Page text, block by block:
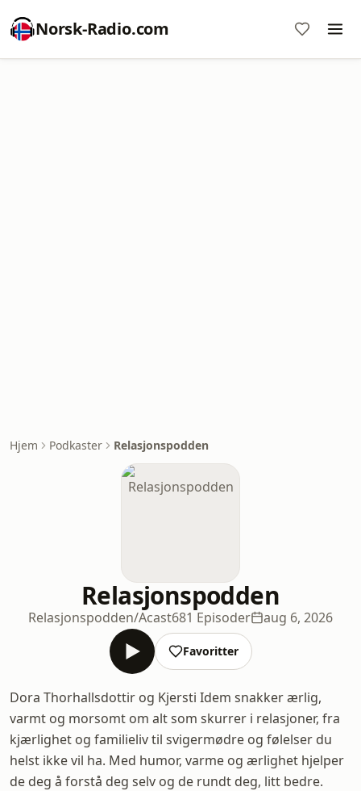
Norsk-Radio.com
Hjem Podkaster Relasjonspodden
Relasjonspodden
Relasjonspodden/Acast681 Episoder aug 6, 2026
Favoritter
Dora Thorhallsdottir og Kjersti Idem snakker ærlig,
varmt og morsomt om alt som skurrer i relasjoner, fra
kjærlighet og familieliv til svigermødre og følelser du
helst ikke vil ha. Med humor, varme og ærlighet hjelper
de deg å forstå deg selv og de rundt deg, litt bedre.